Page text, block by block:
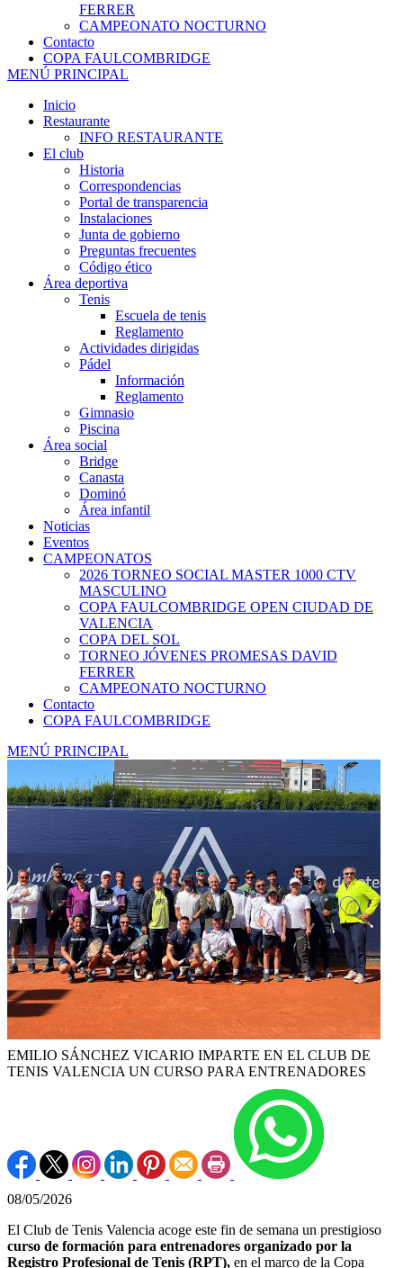
FERRER
CAMPEONATO NOCTURNO
Contacto
COPA FAULCOMBRIDGE
MENÚ PRINCIPAL
Inicio
Restaurante
INFO RESTAURANTE
El club
Historia
Correspondencias
Portal de transparencia
Instalaciones
Junta de gobierno
Preguntas frecuentes
Código ético
Área deportiva
Tenis
Escuela de tenis
Reglamento
Actividades dirigidas
Pádel
Información
Reglamento
Gimnasio
Piscina
Área social
Bridge
Canasta
Dominó
Área infantil
Noticias
Eventos
CAMPEONATOS
2026 TORNEO SOCIAL MASTER 1000 CTV
MASCULINO
COPA FAULCOMBRIDGE OPEN CIUDAD DE
VALENCIA
COPA DEL SOL
TORNEO JÓVENES PROMESAS DAVID
FERRER
CAMPEONATO NOCTURNO
Contacto
COPA FAULCOMBRIDGE
MENÚ PRINCIPAL
EMILIO SÁNCHEZ VICARIO IMPARTE EN EL CLUB DE
TENIS VALENCIA UN CURSO PARA ENTRENADORES
08/05/2026
El Club de Tenis Valencia acoge este fin de semana un prestigioso
curso de formación para entrenadores organizado por la
Registro Profesional de Tenis (RPT), en el marco de la Copa